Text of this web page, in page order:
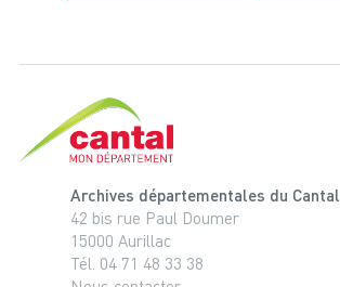
Archives départementales du Cantal
42 bis rue Paul Doumer
15000 Aurillac
Tél. 04 71 48 33 38